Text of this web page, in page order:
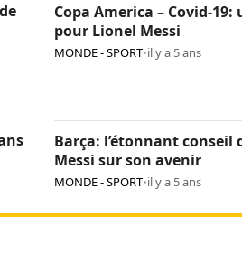
Copa America – Covid-19:
pour Lionel Messi
MONDE - SPORT•il y a 5 ans
Barça: l’étonnant conseil
Messi sur son avenir
MONDE - SPORT•il y a 5 ans